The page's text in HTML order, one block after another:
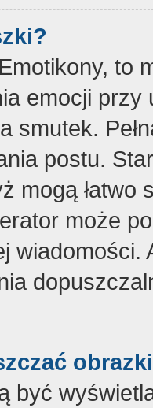
to
emocji
smutek.
postu.
mogą
może
być